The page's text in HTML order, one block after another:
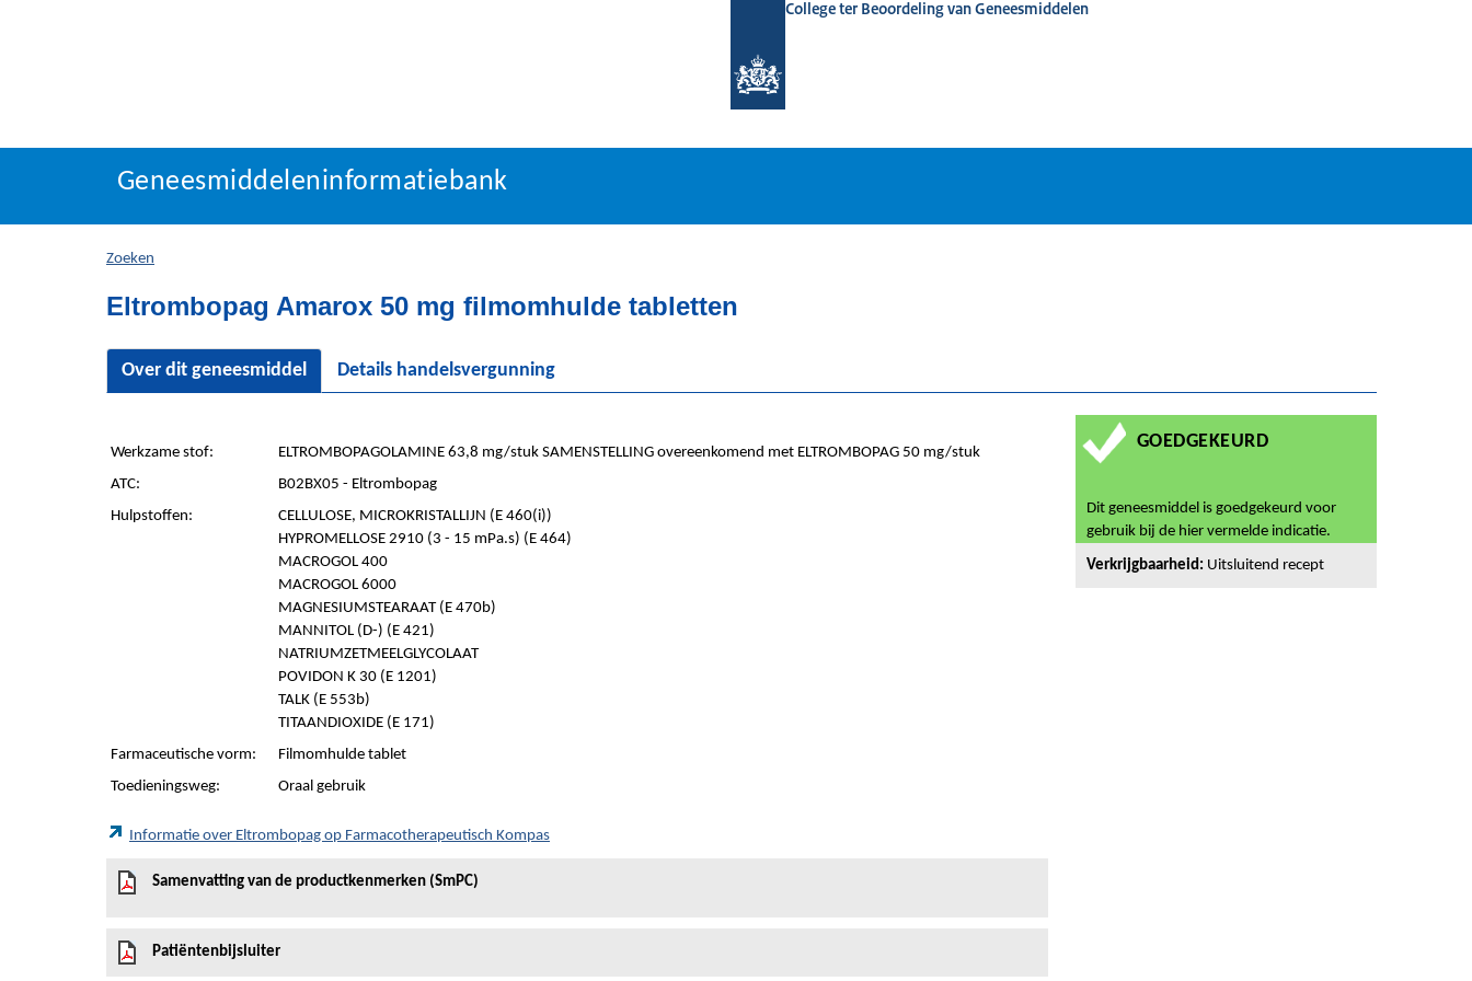
College ter Beoordeling van Geneesmiddelen
Geneesmiddeleninformatiebank
U
hier:
Geneesmiddeleninformatiebank
Zoeken
Eltrombopag Amarox 50 mg filmomhulde tabletten
Over dit geneesmiddel Details handelsvergunning
Werkzame stof:
ELTROMBOPAGOLAMINE 63,8 mg/stuk SAMENSTELLING overeenkomend met ELTROMBOPAG 50 mg/stuk
ATC:
B02BX05 - Eltrombopag
Hulpstoffen:
CELLULOSE, MICROKRISTALLIJN (E 460(i))
HYPROMELLOSE 2910 (3 - 15 mPa.s) (E 464)
MACROGOL 400
MACROGOL 6000
MAGNESIUMSTEARAAT (E 470b)
MANNITOL (D-) (E 421)
NATRIUMZETMEELGLYCOLAAT
POVIDON K 30 (E 1201)
TALK (E 553b)
TITAANDIOXIDE (E 171)
Farmaceutische vorm:
Filmomhulde tablet
Toedieningsweg:
Oraal gebruik
Informatie over Eltrombopag op Farmacotherapeutisch Kompas
Samenvatting van de productkenmerken (SmPC)
Patiëntenbijsluiter
GOEDGEKEURD
Dit geneesmiddel is goedgekeurd voor
gebruik bij de hier vermelde indicatie.
Verkrijgbaarheid: Uitsluitend recept